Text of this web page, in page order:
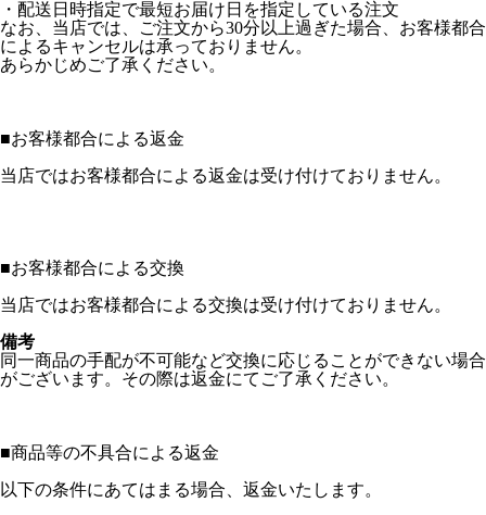
・配送日時指定で最短お届け日を指定している注文
なお、当店では、ご注文から30分以上過ぎた場合、お客様都合
によるキャンセルは承っておりません。
あらかじめご了承ください。
■お客様都合による返金
当店ではお客様都合による返金は受け付けておりません。
■お客様都合による交換
当店ではお客様都合による交換は受け付けておりません。
備考
同一商品の手配が不可能など交換に応じることができない場合
がございます。その際は返金にてご了承ください。
■商品等の不具合による返金
以下の条件にあてはまる場合、返金いたします。